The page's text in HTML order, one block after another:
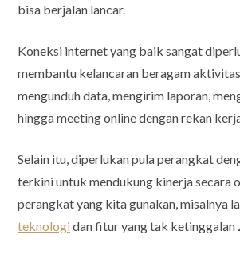
bisa berjalan lancar.
Koneksi internet yang baik sangat
membantu kelancaran beragam
mengunduh data, mengirim laporan,
hingga meeting online dengan rekan
Selain itu, diperlukan pula perangkat
terkini untuk mendukung kinerja secara
perangkat yang kita gunakan, misalnya
teknologi dan fitur yang tak ketinggalan